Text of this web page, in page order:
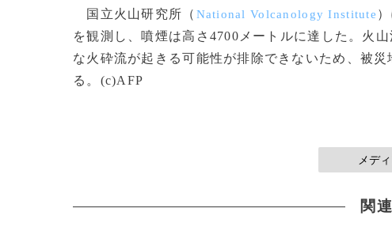
国立火山研究所（ National Volcanology Institute
を観測し、噴煙は高さ4700メートルに達した。火
な火砕流が起きる可能性が排除できないため、被
る。(c)AFP
メデ
関